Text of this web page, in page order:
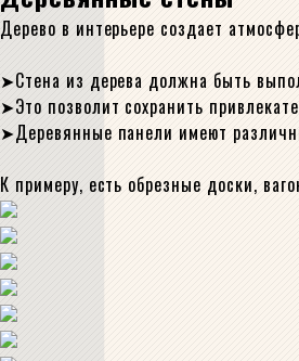
Дерево в интерьере создает
Стена из дерева должна быть
Это позволит сохранить
Деревянные панели имеют
К примеру, есть обрезные доски,